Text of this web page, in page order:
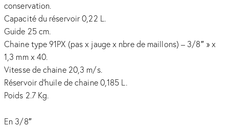
conservation.
Capacité du réservoir 0,22 L.
Guide 25 cm.
Chaine type 91PX (pas x jauge x nbre de maillons) – 3/8″ » x
1,3 mm x 40.
Vitesse de chaine 20,3 m/s.
Réservoir d’huile de chaine 0,185 L.
Poids 2.7 Kg.
En 3/8″